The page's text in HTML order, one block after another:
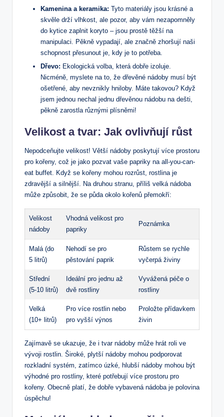
Kamenina a keramika: Tyto materiály jsou krásné a
skvěle drží vlhkost, ale pozor, aby vám nezapomněly
do kytice zaplnit koryto – jsou prostě těžší na
manipulaci. Pěkně vypadají, ale značně zhoršují naši
schopnost přesunout je, kdy je to potřeba.
Dřevo: Ekologická volba, která dobře izoluje.
Nicméně, myslete na to, že dřevěné nádoby musí být
ošetřené, aby nevznikly hniloby. Máte takovou? Když
jsem jednou nechal jednu dřevěnou nádobu na dešti,
pěkně zarostla různými plísněmi!
Velikost a tvar: Jak ovlivňují růst
Nepodceňujte velikost! Větší nádoby poskytují více prostoru
pro kořeny, což je jako pozvat vaše papriky na all-you-can-
eat buffet. Když se kořeny mohou rozrůst, rostlina je
zdravější a silnější. Na druhou stranu, příliš velká nádoba
může způsobit, že se půda okolo kořenů přemokří:
Velikost
nádoby
Vhodná velikost pro
papriky
Poznámka
Malá (do
5 litrů)
Nehodí se pro
pěstování paprik
Růstem se rychle
vyčerpá živiny
Střední
(5-10 litrů)
Ideální pro jednu až
dvě rostliny
Vyvážená péče o
rostliny
Velká
(10+ litrů)
Pro více rostlin nebo
pro vyšší výnos
Proložte přídavkem
živin
Zajímavě se ukazuje, že i tvar nádoby může hrát roli ve
vývoji rostlin. Široké, plytší nádoby mohou podporovat
rozkladní systém, zatímco úzké, hlubší nádoby mohou být
výhodné pro rostliny, které potřebují více prostoru pro
kořeny. Obecně platí, že dobře vybavená nádoba je polovina
úspěchu!